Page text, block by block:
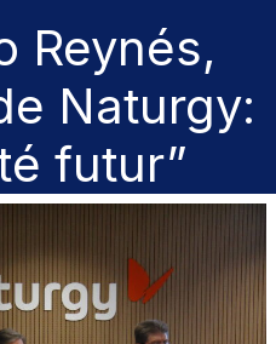
Reynés,
Naturgy:
futur”